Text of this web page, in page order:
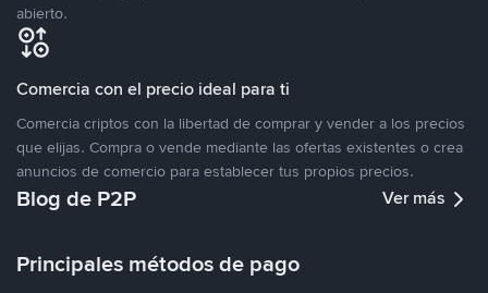
abierto.
Comercia con el precio ideal para ti
Comercia criptos con la libertad de comprar y vender a los precios
que elijas. Compra o vende mediante las ofertas existentes o crea
anuncios de comercio para establecer tus propios precios.
Blog de P2P Ver más
Principales métodos de pago